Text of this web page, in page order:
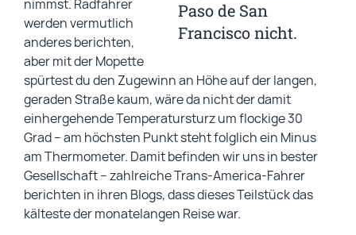
Paso de San
Francisco nicht.
nimmst. Radfahrer
werden vermutlich
anderes berichten,
aber mit der Mopette
spürtest du den Zugewinn an Höhe auf der langen,
geraden Straße kaum, wäre da nicht der damit
einhergehende Temperatursturz um flockige 30
Grad – am höchsten Punkt steht folglich ein Minus
am Thermometer. Damit befinden wir uns in bester
Gesellschaft – zahlreiche Trans-America-Fahrer
berichten in ihren Blogs, dass dieses Teilstück das
kälteste der monatelangen Reise war.